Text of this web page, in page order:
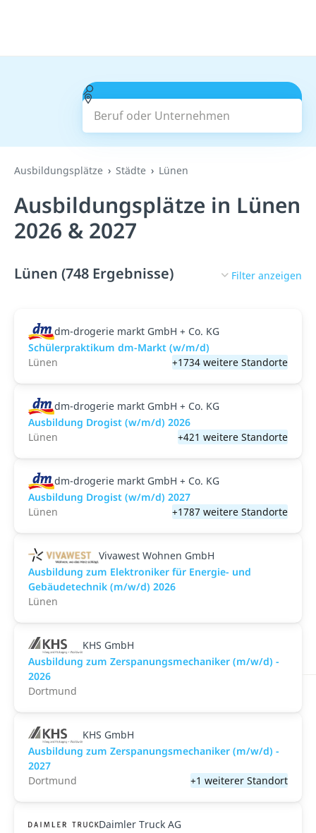
Beruf oder Unternehmen
Suchen
Ausbildungsplätze Städte Lünen
Ausbildungsplätze in Lünen
2026 & 2027
Lünen (748 Ergebnisse) Filter anzeigen
dm-drogerie markt GmbH + Co. KG
Schülerpraktikum dm-Markt (w/m/d)
Lünen
+1734 weitere Standorte
dm-drogerie markt GmbH + Co. KG
Ausbildung Drogist (w/m/d) 2026
Lünen
+421 weitere Standorte
dm-drogerie markt GmbH + Co. KG
Ausbildung Drogist (w/m/d) 2027
Lünen
+1787 weitere Standorte
Vivawest Wohnen GmbH
Ausbildung zum Elektroniker für Energie- und
Gebäudetechnik (m/w/d) 2026
Lünen
KHS GmbH
Ausbildung zum Zerspanungsmechaniker (m/w/d) -
2026
Dortmund
KHS GmbH
Ausbildung zum Zerspanungsmechaniker (m/w/d) -
2027
Dortmund
+1 weiterer Standort
Daimler Truck AG